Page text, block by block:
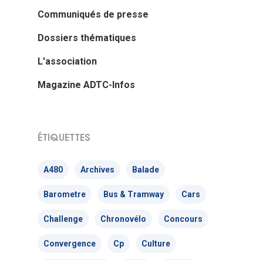
Communiqués de presse
Dossiers thématiques
L'association
Magazine ADTC-Infos
ÉTIQUETTES
A480 Archives Balade
Barometre Bus & Tramway Cars
Challenge Chronovélo Concours
Convergence Cp Culture